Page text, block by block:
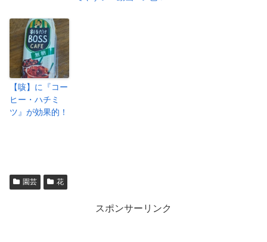
【咳】に『コー
ヒー・ハチミ
ツ』が効果的！
園芸 花
スポンサーリンク